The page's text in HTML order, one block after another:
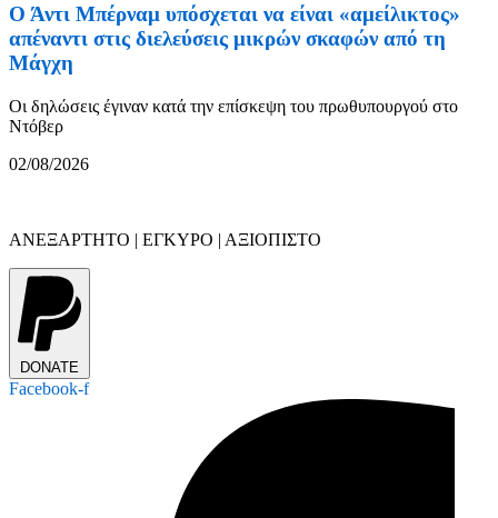
Ο Άντι Μπέρναμ υπόσχεται να είναι «αμείλικτος»
απέναντι στις διελεύσεις μικρών σκαφών από τη
Μάγχη
Οι δηλώσεις έγιναν κατά την επίσκεψη του πρωθυπουργού στο
Ντόβερ
02/08/2026
ΑΝΕΞΑΡΤΗΤΟ | ΕΓΚΥΡΟ | ΑΞΙΟΠΙΣΤΟ
DONATE
Facebook-f